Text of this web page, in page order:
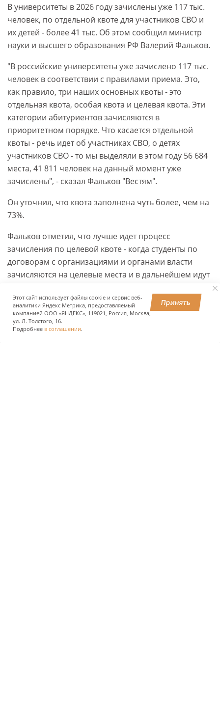
В университеты в 2026 году зачислены уже 117 тыс.
человек, по отдельной квоте для участников СВО и
их детей - более 41 тыс. Об этом сообщил министр
науки и высшего образования РФ Валерий Фальков.
"В российские университеты уже зачислено 117 тыс.
человек в соответствии с правилами приема. Это,
как правило, три наших основных квоты - это
отдельная квота, особая квота и целевая квота. Эти
категории абитуриентов зачисляются в
приоритетном порядке. Что касается отдельной
квоты - речь идет об участниках СВО, о детях
участников СВО - то мы выделяли в этом году 56 684
места, 41 811 человек на данный момент уже
зачислены", - сказал Фальков "Вестям".
Он уточнил, что квота заполнена чуть более, чем на
73%.
Фальков отметил, что лучше идет процесс
зачисления по целевой квоте - когда студенты по
договорам с организациями и органами власти
зачисляются на целевые места и в дальнейшем идут
в этом направлении примерно на 12% выше, чем
были годом ранее.
Министр также добавил, что к настоящему моменту
Этот сайт использует файлы cookie и сервис веб-
аналитики Яндекс Метрика, предоставляемый
компанией ООО «ЯНДЕКС», 119021, Россия, Москва,
ул. Л. Толстого, 16.
Подробнее в соглашении.
Принять